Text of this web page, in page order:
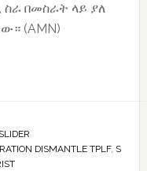
በመስራት ላይ ያለ
(AMN)
SLIDER
DISMANTLE TPLF, S